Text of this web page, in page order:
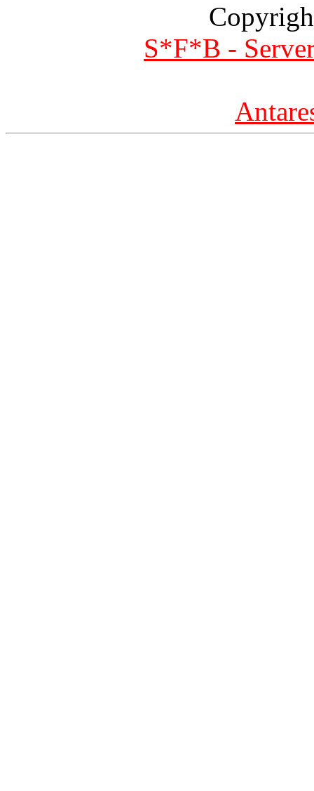
S*F*B -